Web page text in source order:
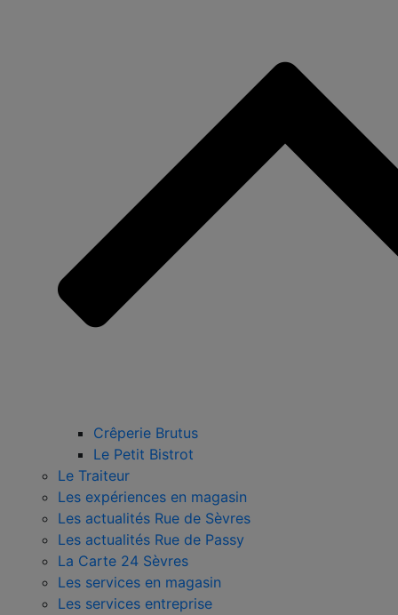
Crêperie Brutus
Le Petit Bistrot
Le Traiteur
Les expériences en magasin
Les actualités Rue de Sèvres
Les actualités Rue de Passy
La Carte 24 Sèvres
Les services en magasin
Les services entreprise